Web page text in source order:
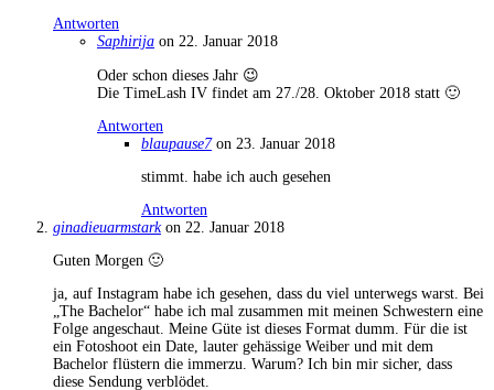
Antworten
Saphirija on 22. Januar 2018
Oder schon dieses Jahr 😉
Die TimeLash IV findet am 27./28. Oktober 2018 statt 🙂
Antworten
blaupause7 on 23. Januar 2018
stimmt. habe ich auch gesehen
Antworten
ginadieuarmstark on 22. Januar 2018
Guten Morgen 🙂
ja, auf Instagram habe ich gesehen, dass du viel unterwegs warst. Bei
„The Bachelor“ habe ich mal zusammen mit meinen Schwestern eine
Folge angeschaut. Meine Güte ist dieses Format dumm. Für die ist
ein Fotoshoot ein Date, lauter gehässige Weiber und mit dem
Bachelor flüstern die immerzu. Warum? Ich bin mir sicher, dass
diese Sendung verblödet.